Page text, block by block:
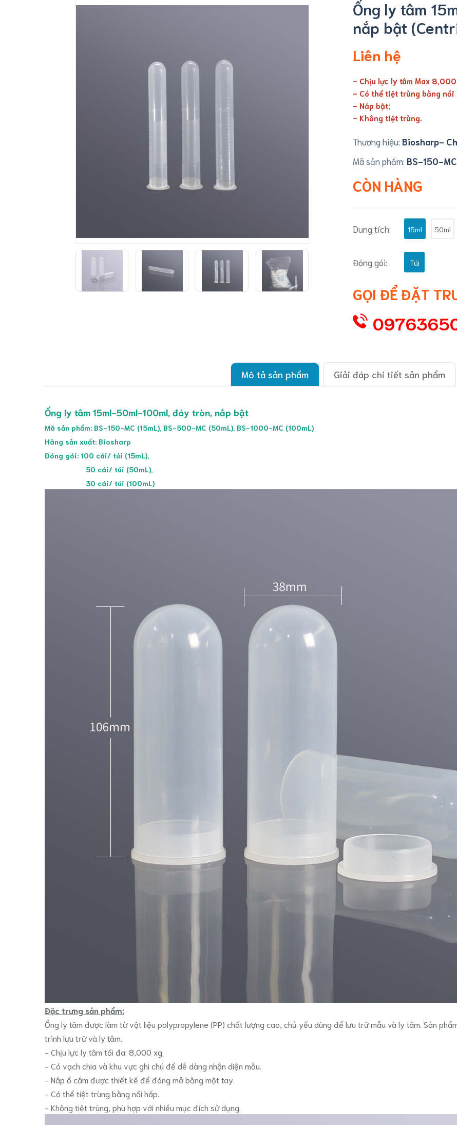
Ống ly tâm
nắp bật
Liên hệ
- Chịu lực ly tâm Max
- Có thể tiệt trùng bằng nồi
- Nắp bật;
- Không tiệt trùng.
Thương hiệu: Biosharp-
Mã sản phẩm: BS-150-MC
CÒN HÀNG
Dung tích: 15ml 50ml
Đóng gói: Túi
GỌI ĐỂ ĐẶT
Mô tả sản phẩm Giải đáp chi tiết sản phẩm
Ống ly tâm 15ml-50ml-100ml, đáy tròn, nắp bật
Mã sản phẩm: BS-150-MC (15mL), BS-500-MC (50mL), BS-1000-MC (100mL)
Hãng sản xuất: Biosharp
Đóng gói: 100 cái/ túi (15mL),
50 cái/ túi (50mL),
30 cái/ túi (100mL)
Đặc trưng sản phẩm:
Ống ly tâm được làm từ vật liệu polypropylene (PP) chất lượng cao, chủ yếu dùng để lưu trữ mẫu và ly tâm. Sản
trình lưu trữ và ly tâm.
- Chịu lực ly tâm tối đa: 8,000 xg.
- Có vạch chia và khu vực ghi chú để dễ dàng nhận diện mẫu.
- Nắp ổ cắm được thiết kế để đóng mở bằng một tay.
- Có thể tiệt trùng bằng nồi hấp.
- Không tiệt trùng, phù hợp với nhiều mục đích sử dụng.